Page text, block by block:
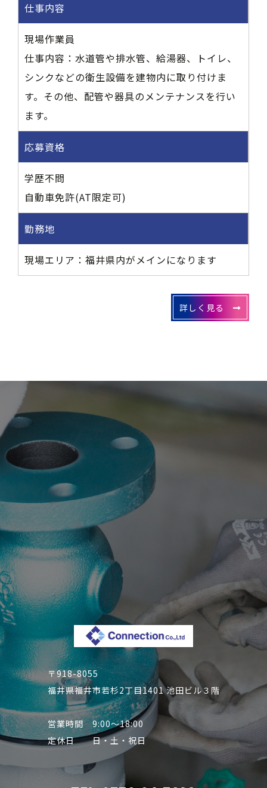
仕事内容
現場作業員
仕事内容：水道管や排水管、給湯器、トイレ、
シンクなどの衛生設備を建物内に取り付けま
す。その他、配管や器具のメンテナンスを行い
ます。
応募資格
学歴不問
自動車免許(AT限定可)
勤務地
現場エリア：福井県内がメインになります
詳しく見る
〒918-8055
福井県福井市若杉2丁目1401 池田ビル３階
営業時間 9:00～18:00
定休日 日・土・祝日